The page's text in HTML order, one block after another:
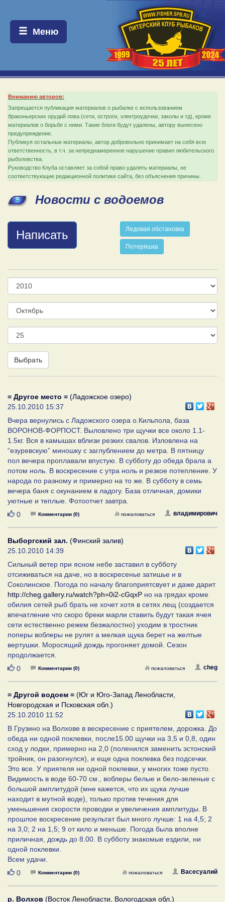
Меню:
Меню
Вниманию авторов:
Запрещается публикация материалов о рыбалке с использованием
браконьерских орудий лова (сети, остроги, электроудочки, заколы и тд), кроме
материалов о борьбе с ними. Такие блоги будут удалены, автору вынесено
предупреждение.
Публикуя остальные материалы, автор добровольно принимает на себя всю
ответственность, в т.ч. за непреднамеренное нарушение правил любительского
рыболовства.
Руководство Клуба оставляет за собой право удалять материалы, не
соответствующие редакционной политике сайта, без объяснения причины.
Новости с водоемов
Написать Ледовая обстановка
Потеряшка
Год
Месяц
День
Выбрать
= Другое место = (Ладожское озеро)
25.10.2010 15:37
Вчера вернулись с Ладожского озера о.Кильпола, база
ВОРОНОВ-ФОРПОСТ. Выловлено три щучки все около 1.1-
1.5кг. Вся в камышах вблизи резких свалов. Изловлена на
“езуревскую” миношку с заглублением до метра. В пятницу
пол вечера проплавали впустую. В субботу до обеда брала а
потом ноль. В воскресение с утра ноль и резкое потепление. У
народа по разному и примерно на то же. В субботу в семь
вечера баня с окунанием в ладогу. База отличная, домики
уютные и теплые. Фотоотчет завтра.
Нравится
0 Комментарии (0) владимирович
пожаловаться
Выборгский зал. (Финский залив)
25.10.2010 14:39
Сильный ветер при ясном небе заставил в субботу
отсиживаться на даче, но в воскресенье затишье и в
Соколинское. Погода по началу благоприятсвует и даже дарит
http://cheg.gallery.ru/watch?ph=0i2-cGqxP но на грядах кроме
обилия сетей рыб брать не хочет хотя в сетях лещ (создается
впечатление что скоро бреки марли ставить будут такая ячея
сети естественно режем безжалостно) уходим в тростник
поперы воблеры не рулят а мелкая щука берет на желтые
вертушки. Моросящий дождь прогоняет домой. Сезон
продолжается.
Нравится
0 Комментарии (0) cheg
пожаловаться
= Другой водоем = (Юг и Юго-Запад Ленобласти,
Новгородская и Псковская обл.)
25.10.2010 11:52
В Грузино на Волхове в вескресение с приятелем, дорожка. До
обеда ни одной поклевки, после15.00 щучки на 3,5 и 0,8, один
сход у лодки, примерно на 2,0 (поленился заменить эстонский
тройник, он разогнулся), и еще одна поклевка без подсечки.
Это все. У приятеля ни одной поклевки, у многих тоже пусто.
Видимость в воде 60-70 см., воблеры белые и бело-зеленые с
большой амплитудой (мне кажется, что их щука лучше
находит в мутной воде), только против течения для
уменьшения скорости проводки и увеличения амплитуды. В
прошлое воскресение результат был много лучше: 1 на 4,5; 2
на 3,0; 2 на 1,5; 9 от кило и меньше. Погода была вполне
приличная, дождь до 8.00. В субботу знакомые ездили, ни
одной поклевки.
Всем удачи.
Нравится
0 Комментарии (0) Васесуалий
пожаловаться
р. Волхов (Восток Ленобласти, Вологодская обл.)